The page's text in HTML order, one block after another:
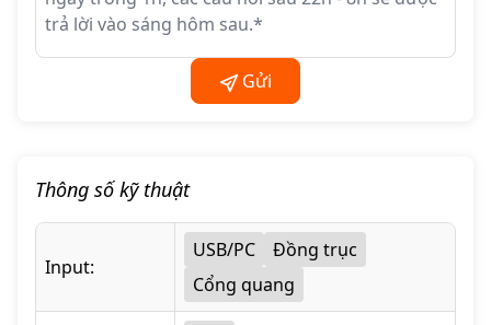
Gửi
Thông số kỹ thuật
Input:
USB/PC
Đồng trục
Cổng quang